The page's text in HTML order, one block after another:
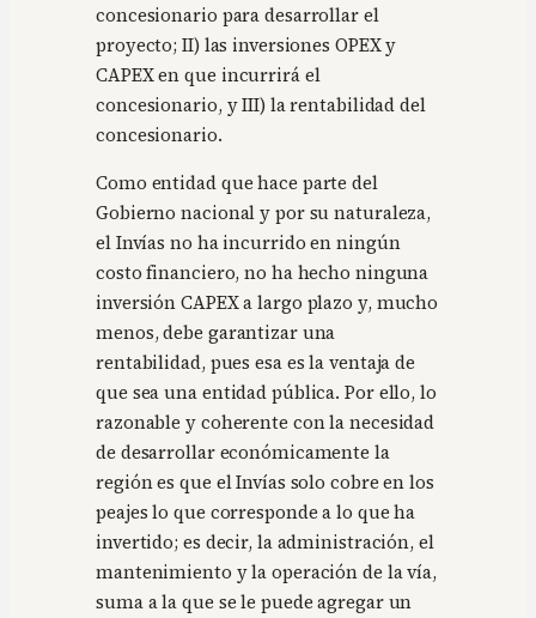
concesionario para desarrollar el
proyecto; II) las inversiones OPEX y
CAPEX en que incurrirá el
concesionario, y III) la rentabilidad del
concesionario.
Como entidad que hace parte del
Gobierno nacional y por su naturaleza,
el Invías no ha incurrido en ningún
costo financiero, no ha hecho ninguna
inversión CAPEX a largo plazo y, mucho
menos, debe garantizar una
rentabilidad, pues esa es la ventaja de
que sea una entidad pública. Por ello, lo
razonable y coherente con la necesidad
de desarrollar económicamente la
región es que el Invías solo cobre en los
peajes lo que corresponde a lo que ha
invertido; es decir, la administración, el
mantenimiento y la operación de la vía,
suma a la que se le puede agregar un